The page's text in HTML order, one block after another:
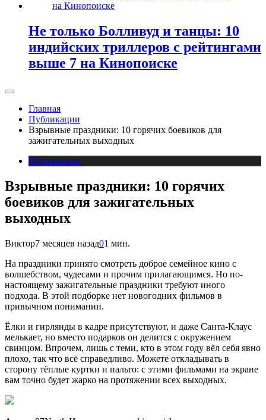
Не только Болливуд и танцы: 10
индийских триллеров с рейтингами
выше 7 на Кинопоиске
Главная
Публикации
Взрывные праздники: 10 горячих боевиков для
зажигательных выходных
Публикации
Взрывные праздники: 10 горячих
боевиков для зажигательных
выходных
Виктор7 месяцев назад01 мин.
На праздники принято смотреть доброе семейное кино с
волшебством, чудесами и прочим прилагающимся. Но по-
настоящему зажигательные праздники требуют иного
подхода. В этой подборке нет новогодних фильмов в
привычном понимании.
Ёлки и гирлянды в кадре присутствуют, и даже Санта-Клаус
мелькает, но вместо подарков он делится с окружением
свинцом. Впрочем, лишь с теми, кто в этом году вёл себя явно
плохо, так что всё справедливо. Можете откладывать в
сторону тёплые куртки и пальто: с этими фильмами на экране
вам точно будет жарко на протяжении всех выходных.